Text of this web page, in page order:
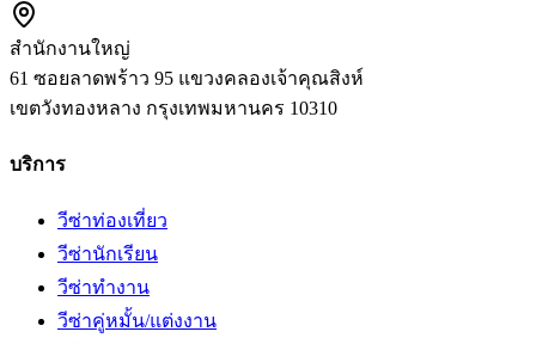
สำนักงานใหญ่
61 ซอยลาดพร้าว 95 แขวงคลองเจ้าคุณสิงห์
เขตวังทองหลาง กรุงเทพมหานคร 10310
บริการ
วีซ่าท่องเที่ยว
วีซ่านักเรียน
วีซ่าทำงาน
วีซ่าคู่หมั้น/แต่งงาน